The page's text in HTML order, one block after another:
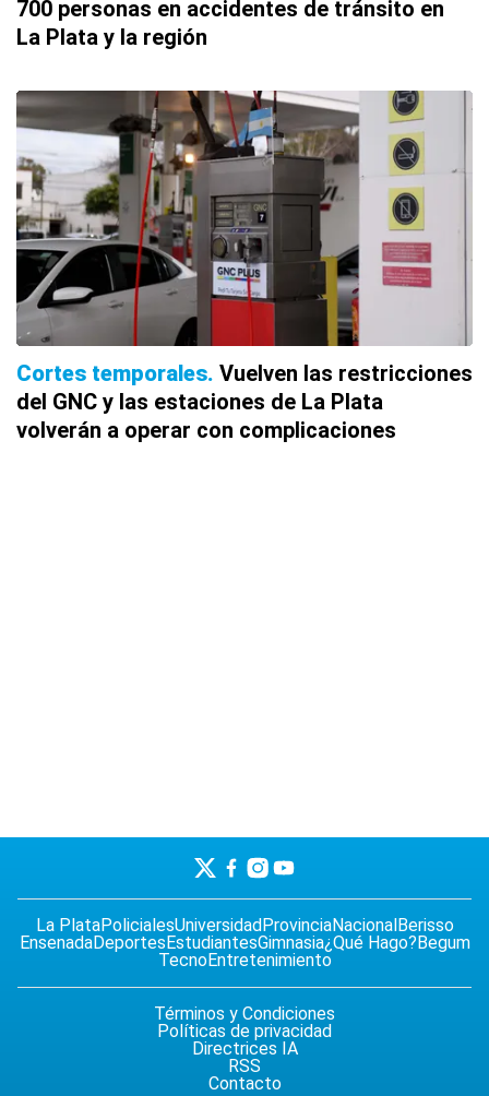
700 personas en accidentes de tránsito en
La Plata y la región
Cortes temporales Vuelven las restricciones
del GNC y las estaciones de La Plata
volverán a operar con complicaciones
La PlataPolicialesUniversidadProvinciaNacionalBerisso
EnsenadaDeportesEstudiantesGimnasia¿Qué Hago?Begum
TecnoEntretenimiento
Términos y Condiciones
Políticas de privacidad
Directrices IA
RSS
Contacto